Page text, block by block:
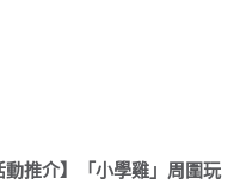
動推介】「小學雞」周圍玩